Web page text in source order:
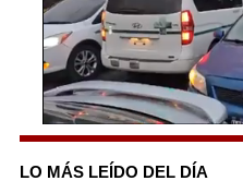
0
of
25
LO MÁS LEÍDO DEL DÍA